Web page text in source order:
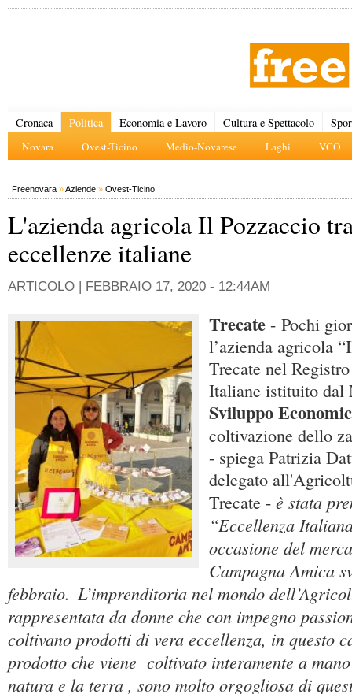
Cronaca Politica
Novara Ovest-Ticino Medio-Novarese Laghi VCO
Economia e Lavoro Cultura e Spettacolo
Freenovara »Aziende » Ovest-Ticino
L'azienda agricola Il Pozzaccio
eccellenze italiane
ARTICOLO | FEBBRAIO 17, 2020 - 12:44AM
Trecate - Pochi
l’azienda agricola
Trecate nel
Italiane istituito dal
Sviluppo
coltivazione dello
- spiega Patrizia
delegato
Trecate - è stata
“Eccellenza
occasione del
Campagna Amica
febbraio. L’imprenditoria nel mondo
rappresentata da donne che con impegno
coltivano prodotti di vera eccellenza, in questo
prodotto che viene coltivato interamente a
natura e la terra , sono molto orgogliosa di